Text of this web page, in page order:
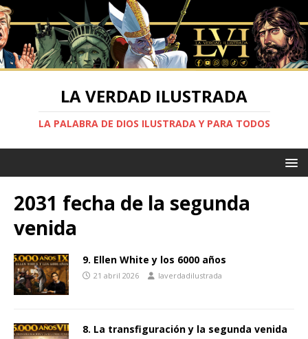
LA VERDAD ILUSTRADA
LA PALABRA DE DIOS ILUSTRADA Y PARA TODOS
2031 fecha de la segunda
venida
9. Ellen White y los 6000 años
21 abril 2026 laverdadilustrada
8. La transfiguración y la segunda venida